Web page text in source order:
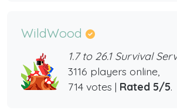
WildWood
1.7 to 26.1 Survival
3116 players online,
714 votes | Rated 5/5.